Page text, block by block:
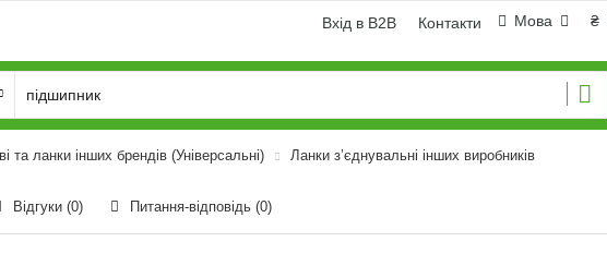
₴
Мова
Вхід в B2B Контакти
та ланки інших брендів (Універсальні) Ланки з’єднувальні інших виробників
Відгуки (0) Питання-відповідь (0)